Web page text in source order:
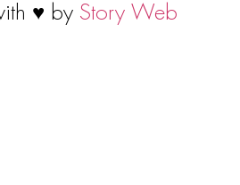
♥ by Story Web